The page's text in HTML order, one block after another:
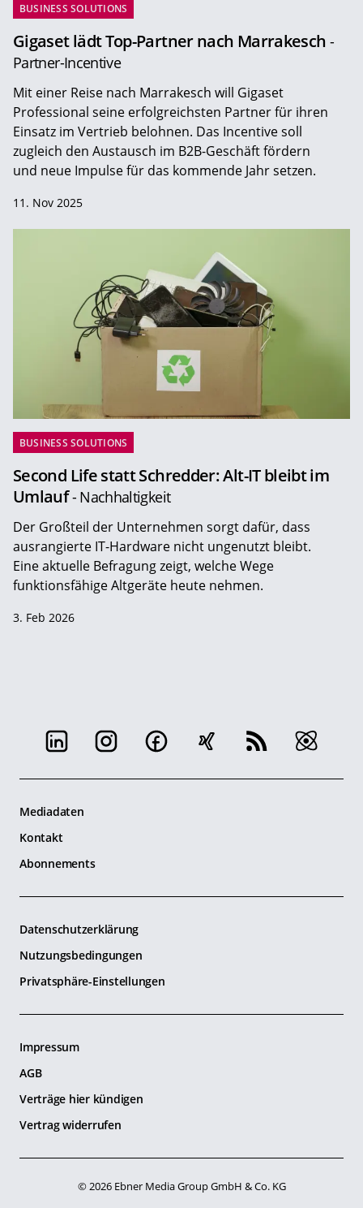
BUSINESS SOLUTIONS
Gigaset lädt Top-Partner nach Marrakesch -
Partner-Incentive
Mit einer Reise nach Marrakesch will Gigaset
Professional seine erfolgreichsten Partner für ihren
Einsatz im Vertrieb belohnen. Das Incentive soll
zugleich den Austausch im B2B-Geschäft fördern
und neue Impulse für das kommende Jahr setzen.
11. Nov 2025
BUSINESS SOLUTIONS
Second Life statt Schredder: Alt-IT bleibt im
Umlauf- Nachhaltigkeit
Der Großteil der Unternehmen sorgt dafür, dass
ausrangierte IT-Hardware nicht ungenutzt bleibt.
Eine aktuelle Befragung zeigt, welche Wege
funktionsfähige Altgeräte heute nehmen.
3. Feb 2026
Mediadaten
Kontakt
Abonnements
Datenschutzerklärung
Nutzungsbedingungen
Privatsphäre-Einstellungen
Impressum
AGB
Verträge hier kündigen
Vertrag widerrufen
© 2026 Ebner Media Group GmbH & Co. KG